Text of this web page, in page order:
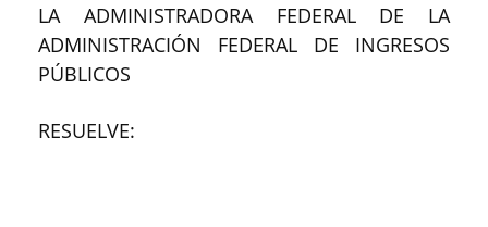
LA ADMINISTRADORA FEDERAL DE LA
ADMINISTRACIÓN FEDERAL DE INGRESOS
PÚBLICOS
RESUELVE: